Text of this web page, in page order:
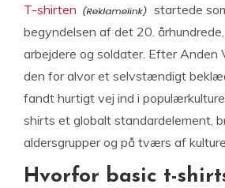
T-shirten
startede
begyndelsen af det 20.
arbejdere og soldater. Efter Anden
den for alvor et selvstændigt
fandt hurtigt vej ind i
shirts et globalt standardelement,
aldersgrupper og på tværs af
Hvorfor basic t-